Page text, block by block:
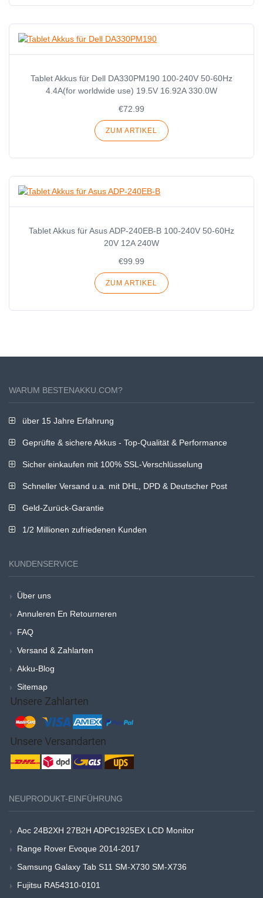
Tablet Akkus für Dell DA330PM190 100-240V 50-60Hz
4.4A(for worldwide use) 19.5V 16.92A 330.0W
€72.99
ZUM ARTIKEL
Tablet Akkus für Asus ADP-240EB-B 100-240V 50-60Hz
20V 12A 240W
€99.99
ZUM ARTIKEL
WARUM BESTENAKKU.COM?
über 15 Jahre Erfahrung
Geprüfte & sichere Akkus - Top-Qualität & Performance
Sicher einkaufen mit 100% SSL-Verschlüsselung
Schneller Versand u.a. mit DHL, DPD & Deutscher Post
Geld-Zurück-Garantie
1/2 Millionen zufriedenen Kunden
KUNDENSERVICE
Über uns
Annuleren En Retourneren
FAQ
Versand & Zahlarten
Akku-Blog
Sitemap
NEUPRODUKT-EINFÜHRUNG
Aoc 24B2XH 27B2H ADPC1925EX LCD Monitor
Range Rover Evoque 2014-2017
Samsung Galaxy Tab S11 SM-X730 SM-X736
Fujitsu RA54310-0101